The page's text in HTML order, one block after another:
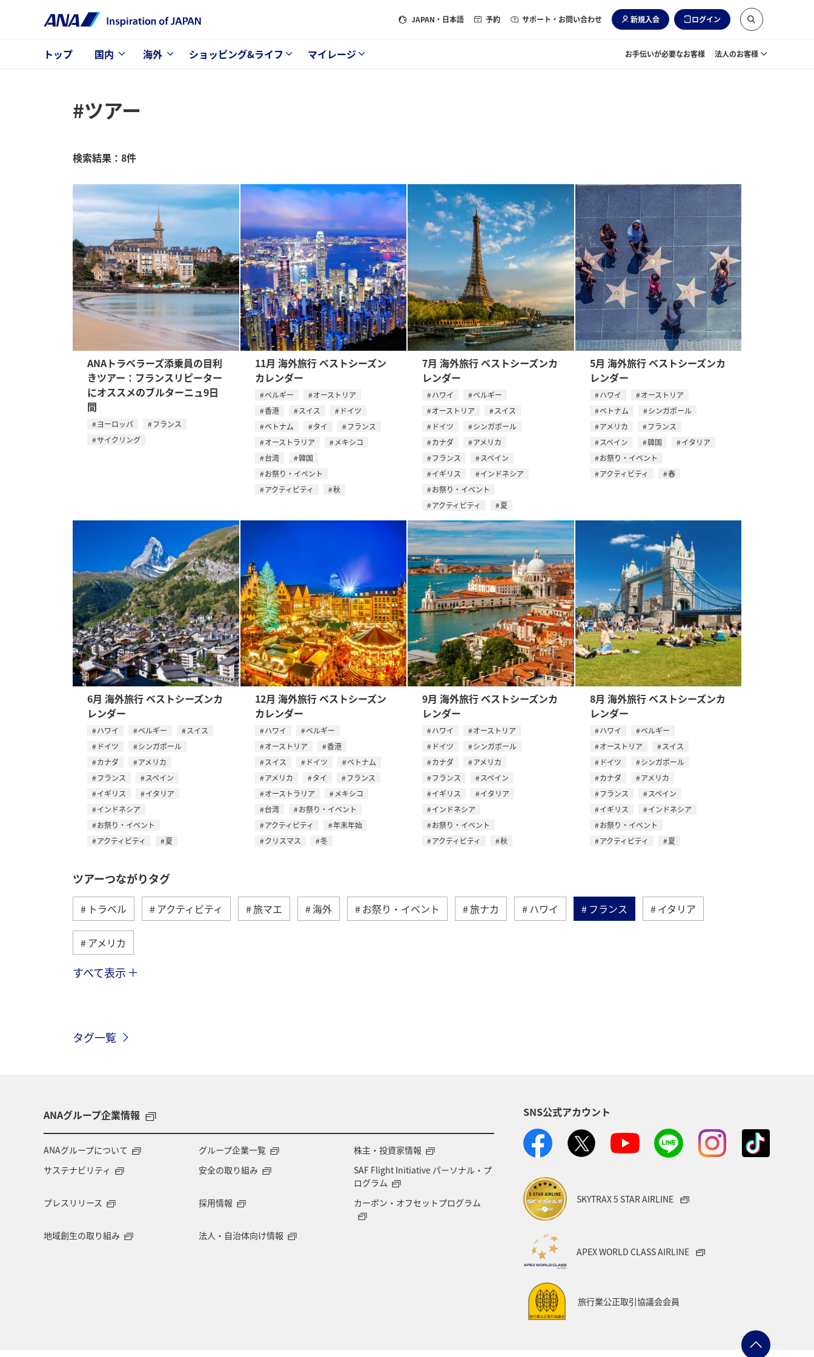
JAPAN ・日本語 予約 サポート・お問い合わせ 新規入会 ログイン
トップ 国内 海外 ショッピング&ライフ マイレージ お手伝いが必要なお客様 法人のお客様
#ツアー
検索結果：8件
ANAトラベラーズ添乗員の目利
きツアー：フランスリピーター
にオススメのブルターニュ9日
間
ヨーロッパ
フランス
サイクリング
11月 海外旅行 ベストシーズン
カレンダー
ベルギー
オーストリア
香港
スイス
ドイツ
ベトナム
タイ
フランス
オーストラリア
メキシコ
台湾
韓国
お祭り・イベント
アクティビティ
秋
7月 海外旅行 ベストシーズンカ
レンダー
ハワイ
ベルギー
オーストリア
スイス
ドイツ
シンガポール
カナダ
アメリカ
フランス
スペイン
イギリス
インドネシア
お祭り・イベント
アクティビティ
夏
5月 海外旅行 ベストシーズンカ
レンダー
ハワイ
オーストリア
ベトナム
シンガポール
アメリカ
フランス
スペイン
韓国
イタリア
お祭り・イベント
アクティビティ
春
6月 海外旅行 ベストシーズンカ
レンダー
ハワイ ベルギー
スイス
ドイツ
シンガポール
カナダ
アメリカ
フランス
スペイン
イギリス
イタリア
インドネシア
お祭り・イベント
アクティビティ
夏
12月 海外旅行 ベストシーズン
カレンダー
ハワイ
ベルギー
オーストリア
香港
スイス
ドイツ
ベトナム
アメリカ
タイ
フランス
オーストラリア
メキシコ
台湾
お祭り・イベント
アクティビティ
年末年始
クリスマス
冬
9月 海外旅行 ベストシーズンカ
レンダー
ハワイ
オーストリア
ドイツ
シンガポール
カナダ
アメリカ
フランス
スペイン
イギリス
イタリア
インドネシア
お祭り・イベント
アクティビティ
秋
8月 海外旅行 ベストシーズンカ
レンダー
ハワイ
ベルギー
オーストリア
スイス
ドイツ
シンガポール
カナダ
アメリカ
フランス
スペイン
イギリス
インドネシア
お祭り・イベント
アクティビティ
夏
ツアーつながりタグ
トラベル アクティビティ 旅マエ 海外 お祭り・イベント 旅ナカ ハワイ フランス イタリア
アメリカ
グルメ
インドネシア
ライフ ANAマイレージクラブ クリスマス
ANAカード AMC会員専用サービス マイルを貯める ANAグルメマイル ANAのふるさと納税
アメリカ・カナダ・中南米 東アジア
すべて表示
タグ一覧
ANAグループ企業情報
ANAグループについて グループ企業一覧
株主・投資家情報
サステナビリティ
安全の取り組み
SAF Flight Initiative パーソナル・プ
ログラム
プレスリリース
採用情報 カーボン・オフセットプログラム
地域創生の取り組み 法人・自治体向け情報
SNS公式アカウント
SKYTRAX 5 STAR AIRLINE
APEX WORLD CLASS AIRLINE
旅行業公正取引協議会会員